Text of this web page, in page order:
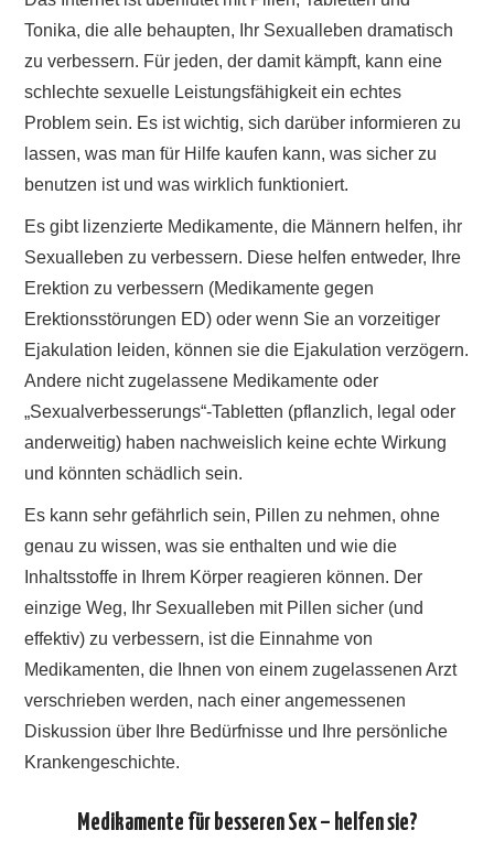
Tonika, die alle behaupten, Ihr Sexualleben dramatisch
zu verbessern. Für jeden, der damit kämpft, kann eine
schlechte sexuelle Leistungsfähigkeit ein echtes
Problem sein. Es ist wichtig, sich darüber informieren zu
lassen, was man für Hilfe kaufen kann, was sicher zu
benutzen ist und was wirklich funktioniert.
Es gibt lizenzierte Medikamente, die Männern helfen, ihr
Sexualleben zu verbessern. Diese helfen entweder, Ihre
Erektion zu verbessern (Medikamente gegen
Erektionsstörungen ED) oder wenn Sie an vorzeitiger
Ejakulation leiden, können sie die Ejakulation verzögern.
Andere nicht zugelassene Medikamente oder
„Sexualverbesserungs“-Tabletten (pflanzlich, legal oder
anderweitig) haben nachweislich keine echte Wirkung
und könnten schädlich sein.
Es kann sehr gefährlich sein, Pillen zu nehmen, ohne
genau zu wissen, was sie enthalten und wie die
Inhaltsstoffe in Ihrem Körper reagieren können. Der
einzige Weg, Ihr Sexualleben mit Pillen sicher (und
effektiv) zu verbessern, ist die Einnahme von
Medikamenten, die Ihnen von einem zugelassenen Arzt
verschrieben werden, nach einer angemessenen
Diskussion über Ihre Bedürfnisse und Ihre persönliche
Krankengeschichte.
Medikamente für besseren Sex – helfen sie?